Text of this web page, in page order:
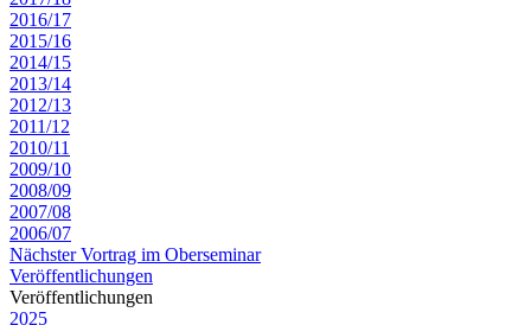
2016/17
2015/16
2014/15
2013/14
2012/13
2011/12
2010/11
2009/10
2008/09
2007/08
2006/07
Nächster Vortrag im Oberseminar
Veröffentlichungen
Veröffentlichungen
2025